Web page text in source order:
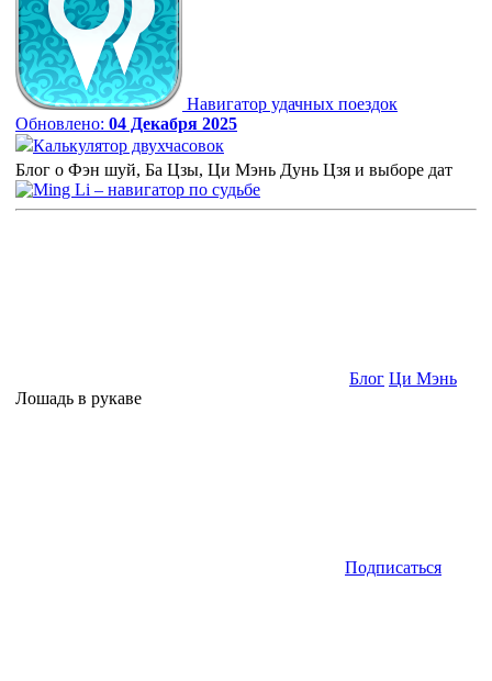
Навигатор удачных поездок
Обновлено: 04 Декабря 2025
Калькулятор двухчасовок
Блог о Фэн шуй, Ба Цзы, Ци Мэнь Дунь Цзя и выборе дат
Блог Ци Мэнь
Лошадь в рукаве
Подписаться